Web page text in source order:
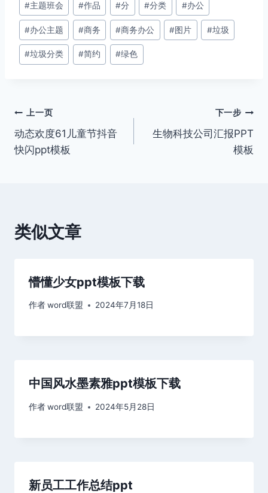
标
签：
#主题班会 #作品 #分 #分类 #办公
#办公主题 #商务 #商务办公 #图片 #垃圾
#垃圾分类 #简约 #绿色
文
章
上一页
动态欢度61儿童节抖音
快闪ppt模板
下一步
生物科技公司汇报PPT
模板
类似文章
懵懂少女ppt模板下载
作者word联盟 2024年7月18日
中国风水墨素雅ppt模板下载
作者word联盟 2024年5月28日
新员工工作总结ppt